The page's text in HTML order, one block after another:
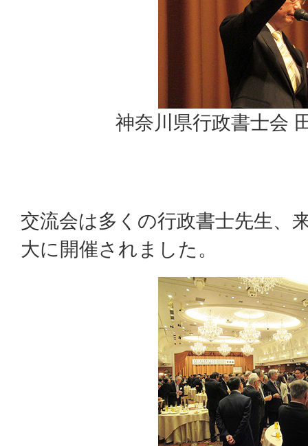
神奈川県行政書士会
交流会は多くの行政書士先生、
大に開催されました。